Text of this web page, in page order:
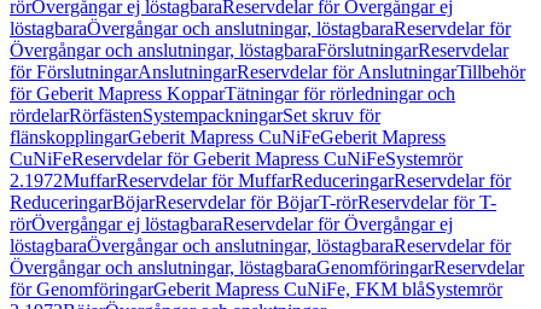
rörÖvergångar ej löstagbaraReservdelar för Övergångar ej
löstagbaraÖvergångar och anslutningar, löstagbaraReservdelar för
Övergångar och anslutningar, löstagbaraFörslutningarReservdelar
för FörslutningarAnslutningarReservdelar för AnslutningarTillbehör
för Geberit Mapress KopparTätningar för rörledningar och
rördelarRörfästenSystempackningarSet skruv för
flänskopplingarGeberit Mapress CuNiFeGeberit Mapress
CuNiFeReservdelar för Geberit Mapress CuNiFeSystemrör
2.1972MuffarReservdelar för MuffarReduceringarReservdelar för
ReduceringarBöjarReservdelar för BöjarT-rörReservdelar för T-
rörÖvergångar ej löstagbaraReservdelar för Övergångar ej
löstagbaraÖvergångar och anslutningar, löstagbaraReservdelar för
Övergångar och anslutningar, löstagbaraGenomföringarReservdelar
för GenomföringarGeberit Mapress CuNiFe, FKM blåSystemrör